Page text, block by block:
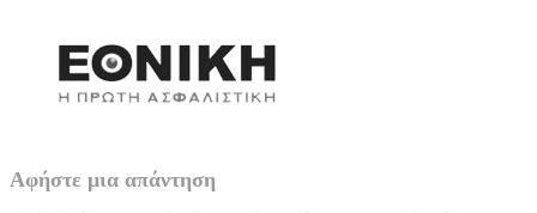
Αφήστε μια απάντηση